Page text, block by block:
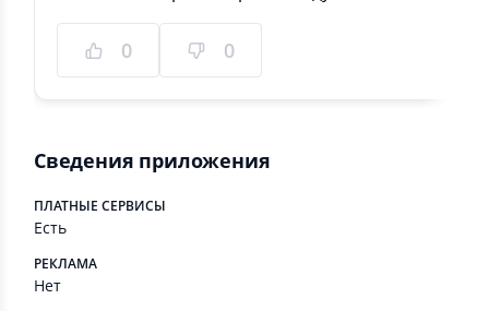
0 0
Сведения приложения
ПЛАТНЫЕ СЕРВИСЫ
Есть
РЕКЛАМА
Нет